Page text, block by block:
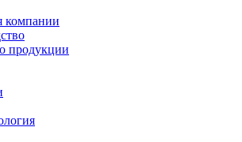
компании
продукции